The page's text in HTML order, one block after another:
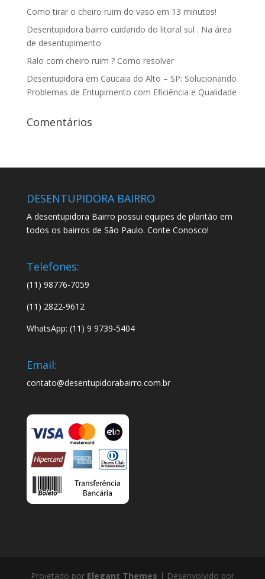
Como tirar o cheiro ruim do vaso em 13 minutos!
Desentupidora bairro cuidando do litoral sul . Na área
de desentupimento
Ralo com cheiro ruim ? Como resolver
Desentupidora em Caucaia do Alto – SP: Solucionando
Problemas de Entupimento com Eficiência e Qualidade
Comentários
DESENTUPIDORA BAIRRO
A desentupidora Bairro possui equipes de plantão em
todos os bairros de São Paulo. Conte Conosco!
Telefones:
(11) 98776-7059
(11) 2822-9612
WhatsApp: (11) 9 9739-5404
Email:
contato@desentupidorabairro.com.br
Projetado por Elegant Themes | Desenvolvido por